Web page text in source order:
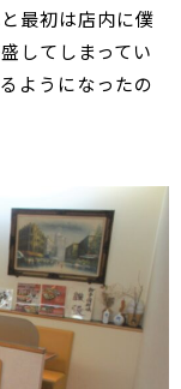
最初は店内に僕
してしまってい
ようになったの